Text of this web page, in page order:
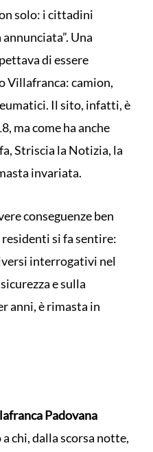
solo: i cittadini
Una
di essere
Villafranca: camion,
Il sito, infatti, è
ma come ha anche
Striscia la Notizia, la
invariata.
conseguenze ben
si fa sentire:
interrogativi nel
e sulla
anni, è rimasta in
Padovana
chi, dalla scorsa notte,